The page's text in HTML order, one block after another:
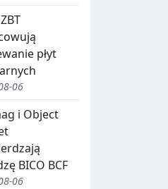
płyt
06
i Object
BICO BCF
06